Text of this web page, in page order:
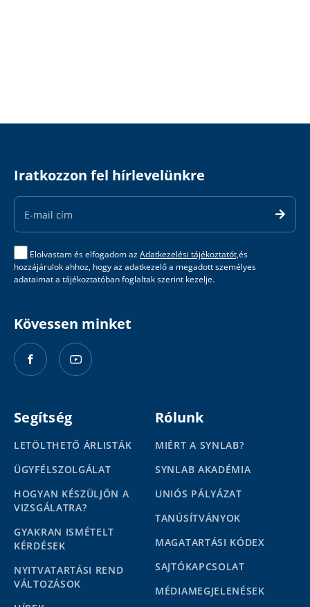
Iratkozzon fel hírlevelünkre
Email
Address
Elolvastam és elfogadom azAdatkezelési tájékoztatót,és
hozzájárulok ahhoz, hogy az adatkezelő a megadott személyes
adataimat a tájékoztatóban foglaltak szerint kezelje.
Kövessen minket
Segítség
LETÖLTHETŐ ÁRLISTÁK
ÜGYFÉLSZOLGÁLAT
HOGYAN KÉSZÜLJÖN A
VIZSGÁLATRA?
GYAKRAN ISMÉTELT
KÉRDÉSEK
NYITVATARTÁSI REND
VÁLTOZÁSOK
Rólunk
MIÉRT A SYNLAB?
SYNLAB AKADÉMIA
UNIÓS PÁLYÁZAT
TANÚSÍTVÁNYOK
MAGATARTÁSI KÓDEX
SAJTÓKAPCSOLAT
MÉDIAMEGJELENÉSEK